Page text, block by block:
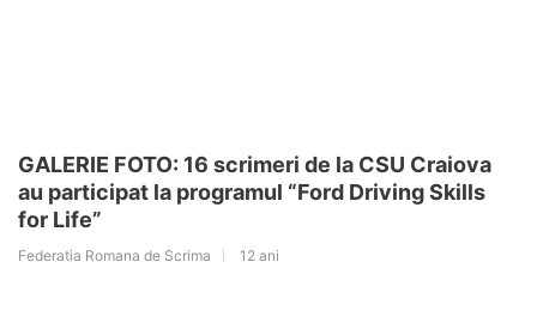
GALERIE FOTO: 16 scrimeri de la CSU Craiova
au participat la programul “Ford Driving Skills
for Life”
Federatia Romana de Scrima 12 ani